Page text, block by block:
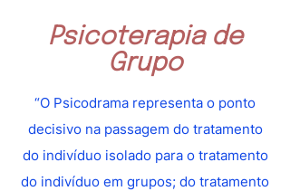
Psicoterapia de
Grupo
“O Psicodrama representa o ponto
decisivo na passagem do tratamento
do indivíduo isolado para o tratamento
do indivíduo em grupos; do tratamento